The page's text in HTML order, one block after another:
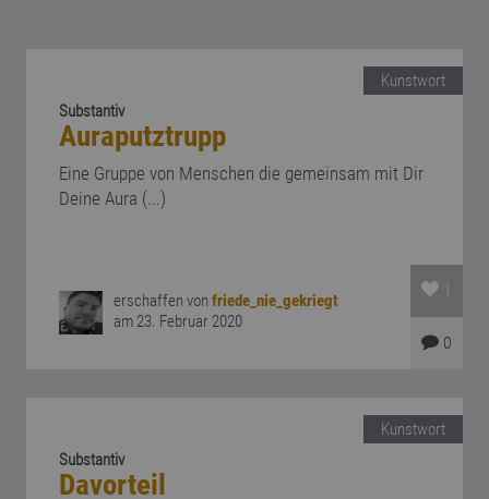
Kunstwort
Substantiv
Auraputztrupp
Eine Gruppe von Menschen die gemeinsam mit Dir
Deine Aura (...)
erschaffen vonfriede_nie_gekriegt
am 23. Februar 2020
1
0
Kunstwort
Substantiv
Davorteil